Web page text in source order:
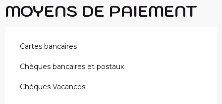
MOYENS DE PAIEMENT
Cartes bancaires
Chèques bancaires et postaux
Chèques Vacances